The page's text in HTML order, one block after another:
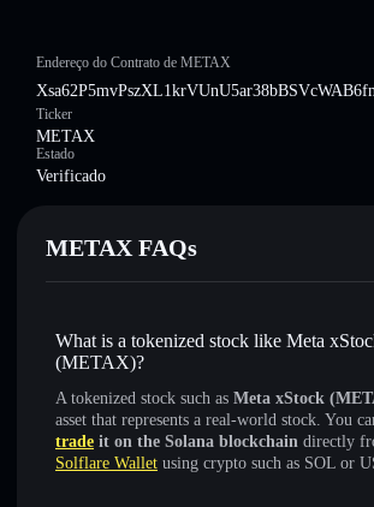
Endereço do Contrato de METAX
Ticker
METAX
Estado
Verificado
METAX FAQs
What is a tokenized stock like Meta
(METAX)?
A tokenized stock such as Meta xStock
asset that represents a real-world stock. You
trade it on the Solana blockchain directly
Solflare Wallet using crypto such as SOL or